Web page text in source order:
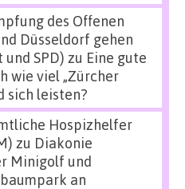
des Offenen
Düsseldorf gehen
SPD) zu Eine gute
wie viel „Zürcher
sich leisten?
Hospizhelfer
zu Diakonie
Minigolf und
an